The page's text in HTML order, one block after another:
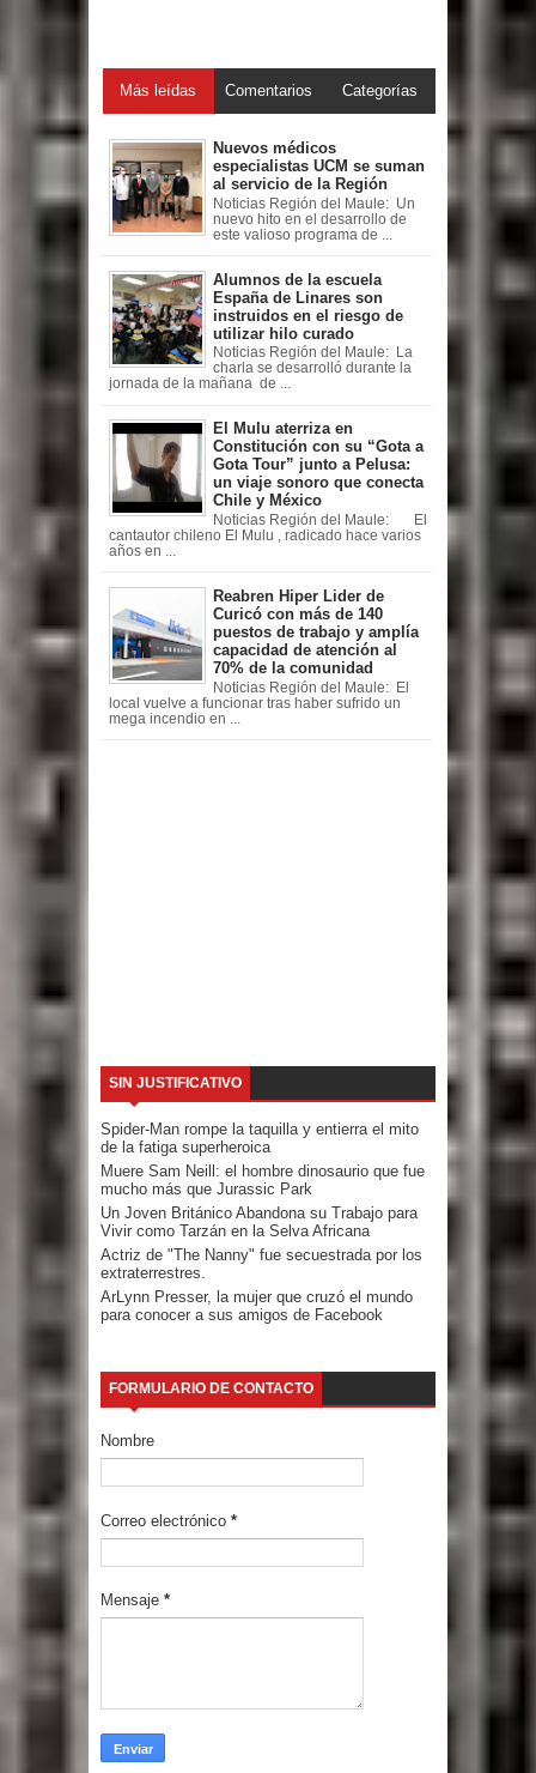
Más leídas Comentarios Categorías
Nuevos médicos
especialistas UCM se suman
al servicio de la Región
Noticias Región del Maule: Un
nuevo hito en el desarrollo de
este valioso programa de ...
Alumnos de la escuela
España de Linares son
instruidos en el riesgo de
utilizar hilo curado
Noticias Región del Maule: La
charla se desarrolló durante la
jornada de la mañana de ...
El Mulu aterriza en
Constitución con su “Gota a
Gota Tour” junto a Pelusa:
un viaje sonoro que conecta
Chile y México
Noticias Región del Maule: El
cantautor chileno El Mulu , radicado hace varios
años en ...
Reabren Hiper Lider de
Curicó con más de 140
puestos de trabajo y amplía
capacidad de atención al
70% de la comunidad
Noticias Región del Maule: El
local vuelve a funcionar tras haber sufrido un
mega incendio en ...
SIN JUSTIFICATIVO
Spider-Man rompe la taquilla y entierra el mito
de la fatiga superheroica
Muere Sam Neill: el hombre dinosaurio que fue
mucho más que Jurassic Park
Un Joven Británico Abandona su Trabajo para
Vivir como Tarzán en la Selva Africana
Actriz de "The Nanny" fue secuestrada por los
extraterrestres.
ArLynn Presser, la mujer que cruzó el mundo
para conocer a sus amigos de Facebook
FORMULARIO DE CONTACTO
Nombre
Correo electrónico *
Mensaje *